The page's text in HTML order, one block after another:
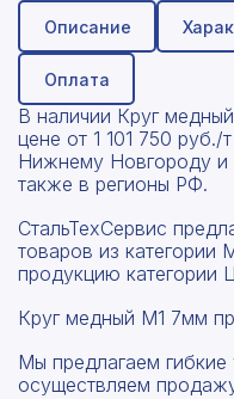
Описание
Оплата
В наличии Круг
цене от 1 101 750 руб./
Нижнему Новгороду и
также в регионы РФ.
СтальТехСервис
товаров из категории
продукцию категории
Круг медный М1 7мм
Мы предлагаем гибкие
осуществляем